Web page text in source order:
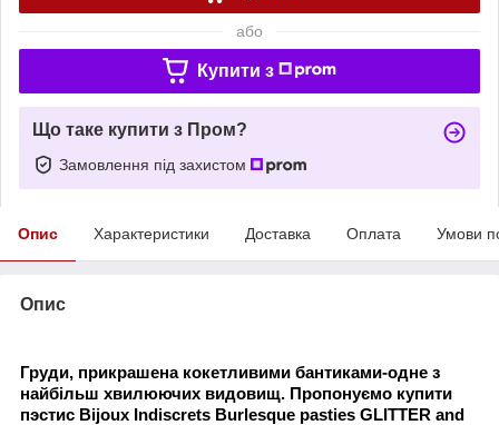
або
Купити з
Що таке купити з Пром?
Замовлення під захистом
Опис Характеристики Доставка Оплата Умови
Опис
Груди, прикрашена кокетливими бантиками-одне з
найбільш хвилюючих видовищ. Пропонуємо купити
пэстис Bijoux Indiscrets Burlesque pasties GLITTER and